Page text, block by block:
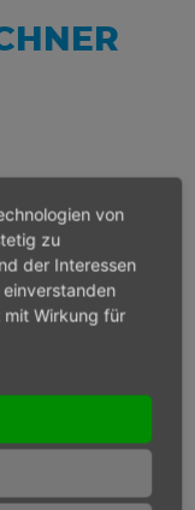
min-1
von
zu
der Interessen
mit Wirkung für